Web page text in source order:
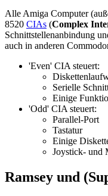
Alle Amiga Computer
8520 CIAs (Complex
Schnittstellenanbindung
auch in anderen
'Even' CIA steuert:
Serielle
Einige
'Odd' CIA steuert:
Parallel-Port
Tastatur
Einige
Joystick- und
Ramsey und